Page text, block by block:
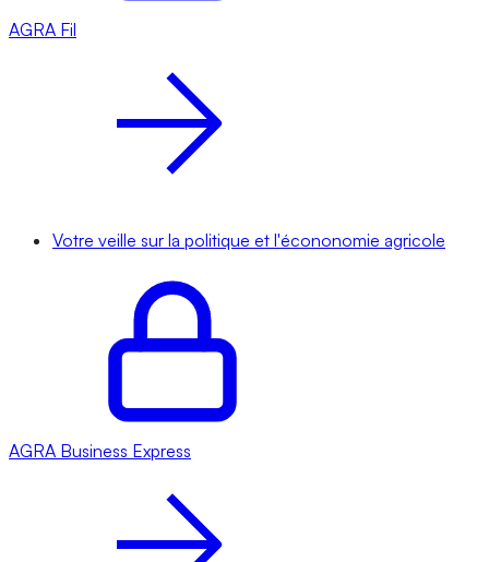
AGRA Fil
Votre veille sur la politique et l'écononomie agricole
AGRA Business Express